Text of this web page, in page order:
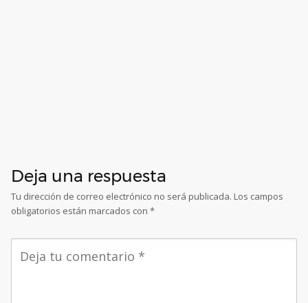
Deja una respuesta
Tu dirección de correo electrónico no será publicada. Los campos
obligatorios están marcados con *